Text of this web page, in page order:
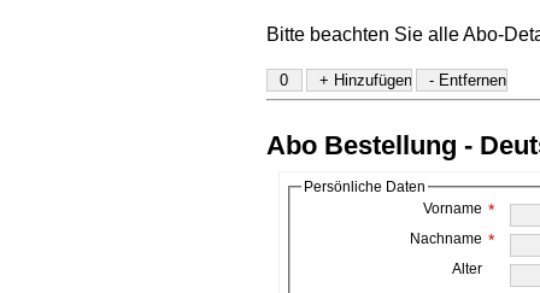
Bitte beachten Sie alle Abo-
Abo Bestellung -
Persönliche Daten
Vorname *
Nachname *
Alter